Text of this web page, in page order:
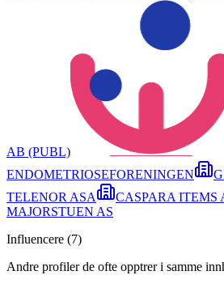
AB (PUBL)
ENDOMETRIOSEFORENINGEN
TELENOR ASA
CASPARA ITEMS
MAJORSTUEN AS
Influencere (7)
Andre profiler de ofte opptrer i samme